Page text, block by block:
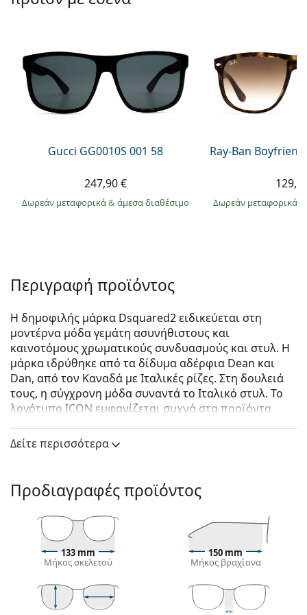
Persol
Όλες οι μάρκες
Gucci GG0010S 001 58
247,90 €
Δωρεάν μεταφορικά& άμεσα διαθέσιμο
Ray-Ban
Δωρεάν μεταφορικά
Περιγραφή προϊόντος
Η δημοφιλής μάρκα Dsquared2 ειδικεύεται στη
μοντέρνα μόδα γεμάτη ασυνήθιστους και
καινοτόμους χρωματικούς συνδυασμούς και στυλ. Η
μάρκα ιδρύθηκε από τα δίδυμα αδέρφια Dean και
Dan, από τον Καναδά με Ιταλικές ρίζες. Στη δουλειά
τους, η σύγχρονη μόδα συναντά το Ιταλικό στυλ. Το
λογότυπο ICON εμφανίζεται συχνά στα προϊόντα
είμαστε μοναδικοί. Η συλλογή γυαλιών ηλίου
Dsquared2 είναι κομψή και διαχρονική, γεμάτη
DSQUARED2 D2 0012/S FT4 IR 52είναι αντρικά γυαλιά
Δείτε πώς φαίνονται πάνω σας αυτά τα γυαλιά ηλίου
με τη λειτουργία του Εικονικού καθρέφτη του
Lentiamo.
Σκελετός γυαλιών ηλίου
Το κίτρινο χρώμα του σκελετού ταιριάζει απόλυτα
Δείτε περισσότερα
Προδιαγραφές προϊόντος
133 mm
Μήκος σκελετού
150 mm
Μήκος βραχίονα